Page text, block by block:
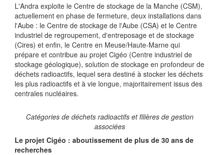
L'Andra exploite le Centre de stockage de la Manche (CSM),
actuellement en phase de fermeture, deux installations dans
l'Aube : le Centre de stockage de l'Aube (CSA) et le Centre
industriel de regroupement, d'entreposage et de stockage
(Cires) et enfin, le Centre en Meuse/Haute-Marne qui
prépare et contribue au projet Cigéo (Centre industriel de
stockage géologique), solution de stockage en profondeur de
déchets radioactifs, lequel sera destiné à stocker les déchets
les plus radioactifs et à vie longue, majoritairement issus des
centrales nucléaires.
Catégories de déchets radioactifs et filières de gestion
associées
Le projet Cigéo : aboutissement de plus de 30 ans de
recherches